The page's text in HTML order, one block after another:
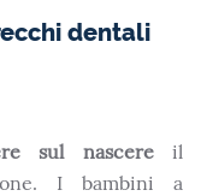
dentali
sul nascereil
I bambini a